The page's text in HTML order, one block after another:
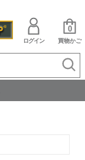
ログイン 買物かご
0